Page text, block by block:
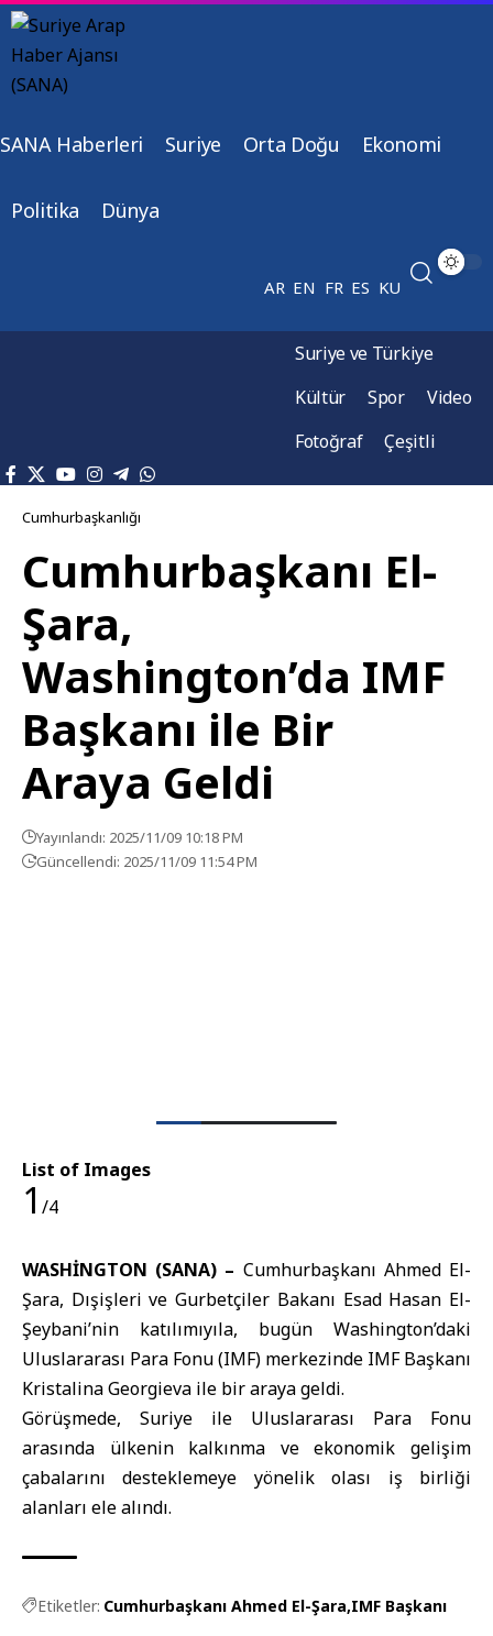
SANA Haberleri Suriye Orta Doğu Ekonomi
Politika Dünya
AR EN FR ES KU
Suriye ve Türkiye
Kültür
Spor
Video
Fotoğraf
Çeşitli
Cumhurbaşkanlığı
Cumhurbaşkanı El-
Şara,
Washington’da IMF
Başkanı ile Bir
Araya Geldi
Yayınlandı: 2025/11/09 10:18 PM
Güncellendi: 2025/11/09 11:54 PM
List of Images
1 /4
WASHİNGTON (SANA) – Cumhurbaşkanı Ahmed El-
Şara, Dışişleri ve Gurbetçiler Bakanı Esad Hasan El-
Şeybani’nin katılımıyıla, bugün Washington’daki
Uluslararası Para Fonu (IMF) merkezinde IMF Başkanı
Kristalina Georgieva ile bir araya geldi.
Görüşmede, Suriye ile Uluslararası Para Fonu
arasında ülkenin kalkınma ve ekonomik gelişim
çabalarını desteklemeye yönelik olası iş birliği
alanları ele alındı.
Etiketler: Cumhurbaşkanı Ahmed El-Şara IMF Başkanı